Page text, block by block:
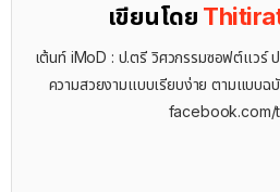
เขียนโดย
เต้นท์ iMoD : ป.ตรี วิศวกรรมซอฟต์แวร์
ความสวยงามแบบเรียบง่าย ตามแบบ
facebook.com/